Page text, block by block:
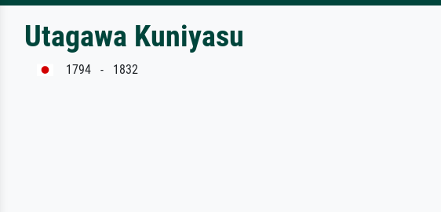
Utagawa Kuniyasu
1794 - 1832